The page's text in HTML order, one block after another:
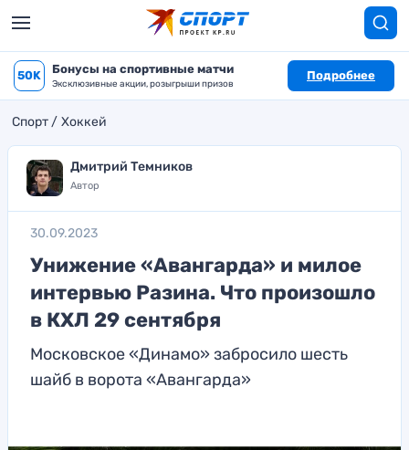
50K Бонусы на спортивные матчи
Эксклюзивные акции, розыгрыши призов
Подробнее
Спорт Хоккей
Дмитрий Темников
Автор
30.09.2023
Унижение «Авангарда» и милое
интервью Разина. Что произошло
в КХЛ 29 сентября
Московское «Динамо» забросило шесть
шайб в ворота «Авангарда»